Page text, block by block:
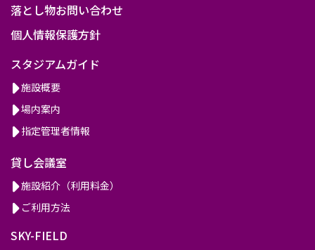
サ
ン
ガ
F.C.
vs
フ
ァ
ア
落とし物お問い合わせ
個人情報保護方針
スタジアムガイド
施設概要
場内案内
指定管理者情報
貸し会議室
施設紹介（利用料金）
ご利用方法
SKY-FIELD